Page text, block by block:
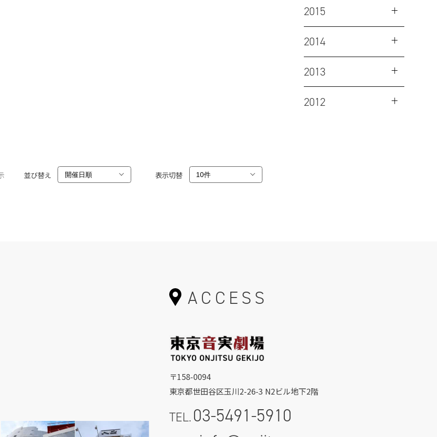
2015
2014
2013
2012
並び替え 表示切替
ACCESS
〒158-0094
東京都世田谷区玉川2-26-3 N2ビル地下2階
TEL.03-5491-5910